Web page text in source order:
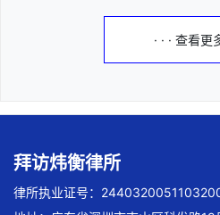
· · · 查看更
拜访炜衡律所
律所执业证号：